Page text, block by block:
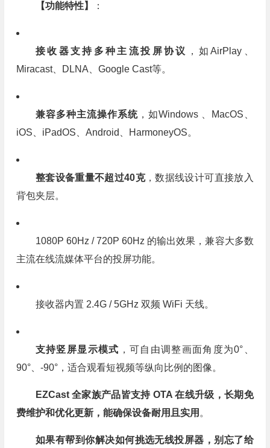
【功能特性】 ：
接收器支持多种主流投屏协议
，如AirPlay、
Miracast、DLNA、Google Cast等。
兼容多种主流操作系统，如Windows 、MacOS、
iOS、iPadOS、Android、HarmoneyOS。
整套设备重量不超过40克，数据线设计可直接放入
背包夹层。
1080P 60Hz / 720P 60Hz 的输出效果，兼容大多数
主流在线流媒体平台的投屏功能。
接收器内置 2.4G / 5GHz 双频 WiFi 天线。
支持竖屏显示模式 ，可自由调整画面角度为0°、
90°、-90°，适合观看短视频等纵向比例的图像。
EZCast 全家族产品皆支持 OTA 在线升级，长期免
费维护和优化更新，能确保设备耐用且实用 。
如果有帮到你解决如何挑选无线投屏器，别忘了给